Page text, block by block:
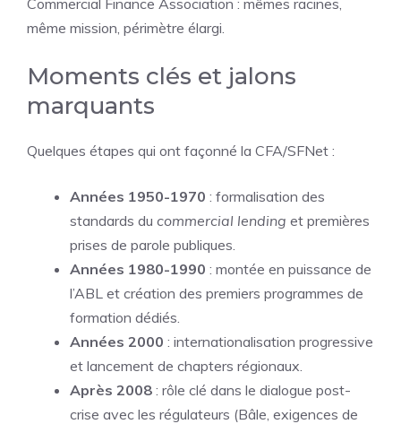
Commercial Finance Association : mêmes racines,
même mission, périmètre élargi.
Moments clés et jalons
marquants
Quelques étapes qui ont façonné la CFA/SFNet :
Années 1950-1970 : formalisation des
standards du commercial lending et premières
prises de parole publiques.
Années 1980-1990 : montée en puissance de
l’ABL et création des premiers programmes de
formation dédiés.
Années 2000 : internationalisation progressive
et lancement de chapters régionaux.
Après 2008 : rôle clé dans le dialogue post-
crise avec les régulateurs (Bâle, exigences de